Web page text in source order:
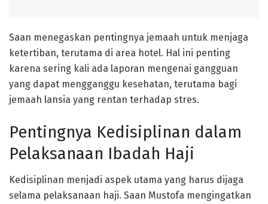
Saan menegaskan pentingnya jemaah untuk menjaga
ketertiban, terutama di area hotel. Hal ini penting
karena sering kali ada laporan mengenai gangguan
yang dapat mengganggu kesehatan, terutama bagi
jemaah lansia yang rentan terhadap stres.
Pentingnya Kedisiplinan dalam
Pelaksanaan Ibadah Haji
Kedisiplinan menjadi aspek utama yang harus dijaga
selama pelaksanaan haji. Saan Mustofa mengingatkan